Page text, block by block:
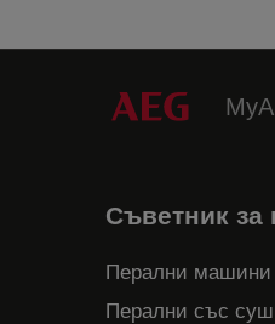
Съветник за
Перални машини
Перални със